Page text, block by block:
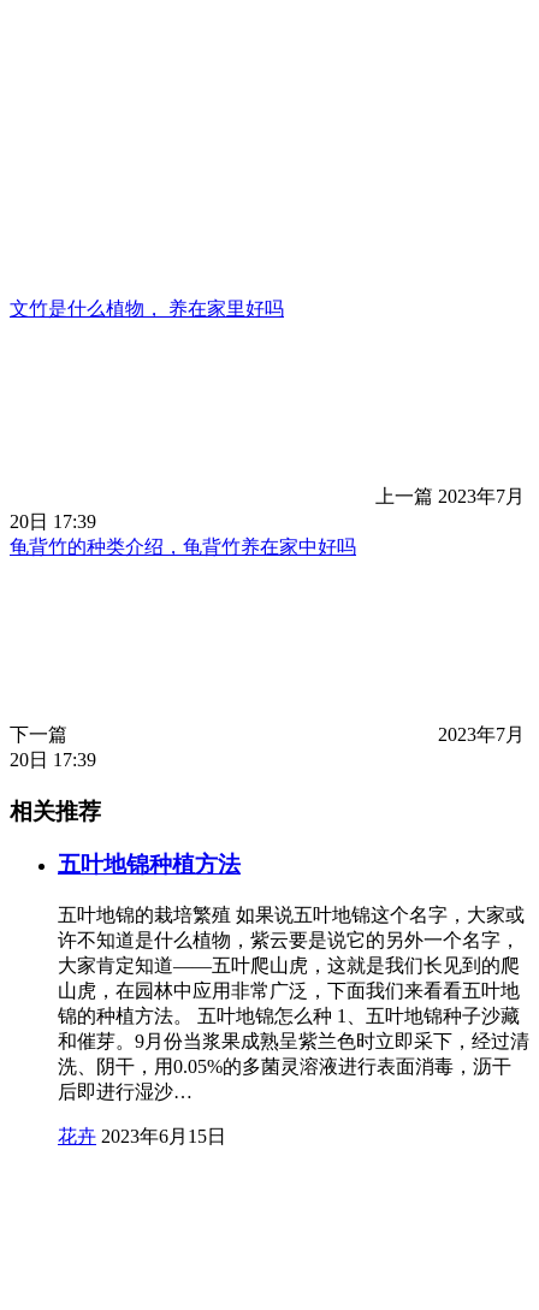
文竹是什么植物， 养在家里好吗
上一篇 2023年7月
20日 17:39
龟背竹的种类介绍，龟背竹养在家中好吗
下一篇
2023年7月
20日 17:39
相关推荐
五叶地锦种植方法
五叶地锦的栽培繁殖 如果说五叶地锦这个名字，大家或
许不知道是什么植物，紫云要是说它的另外一个名字，
大家肯定知道——五叶爬山虎，这就是我们长见到的爬
山虎，在园林中应用非常广泛，下面我们来看看五叶地
锦的种植方法。 五叶地锦怎么种 1、五叶地锦种子沙藏
和催芽。9月份当浆果成熟呈紫兰色时立即采下，经过清
洗、阴干，用0.05%的多菌灵溶液进行表面消毒，沥干
后即进行湿沙…
花卉 2023年6月15日